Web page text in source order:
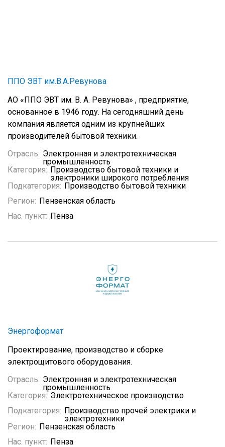
ППО ЭВТ им.В.А.Ревунова
АО «ППО ЭВТ им. В. А. Ревунова» , предприятие,
основанное в 1946 году. На сегодняшний день
компания является одним из крупнейших
производителей бытовой техники.
Отрасль: Электронная и электротехническая
промышленность
Категория: Производство бытовой техники и
электроники широкого потребления
Подкатегория: Производство бытовой техники
Регион: Пензенская область
Нас. пункт: Пенза
Энергоформат
Проектирование, производство и сборке
электрощитового оборудования.
Отрасль: Электронная и электротехническая
промышленность
Категория: Электротехническое производство
Подкатегория: Производство прочей электрики и
электротехники
Регион: Пензенская область
Нас. пункт: Пенза